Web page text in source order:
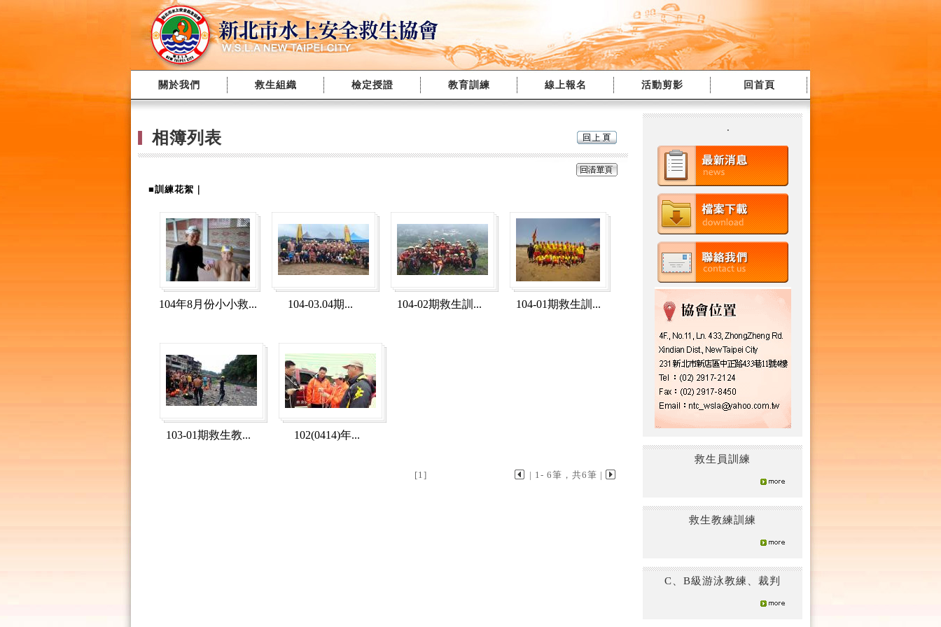
關於我們 救生組織 檢定授證 教育訓練 線上報名 活動剪影 回首頁
相簿列表
■訓練花絮｜
104年8月份小小救... 104-03.04期... 104-02期救生訓... 104-01期救生訓...
103-01期救生教... 102(0414)年...
[1] | 1- 6筆，共6筆 |
.
救生員訓練
救生教練訓練
C、B級游泳教練、裁判